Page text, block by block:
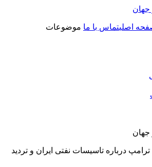
اصلیتماس با ما موضوعات
ترامپ درباره تاسیسات نفتی ایران و تردید